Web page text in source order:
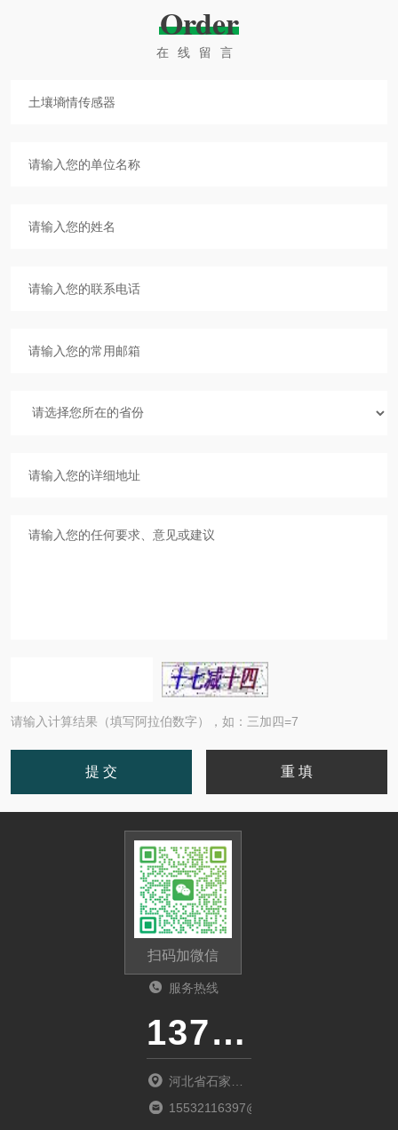
Order
在线留言
请输入计算结果（填写阿拉伯数字），如：三加四=7
扫码加微信
服务热线
13785112135
河北省石家庄
市桥西区新石
15532116397@163.com